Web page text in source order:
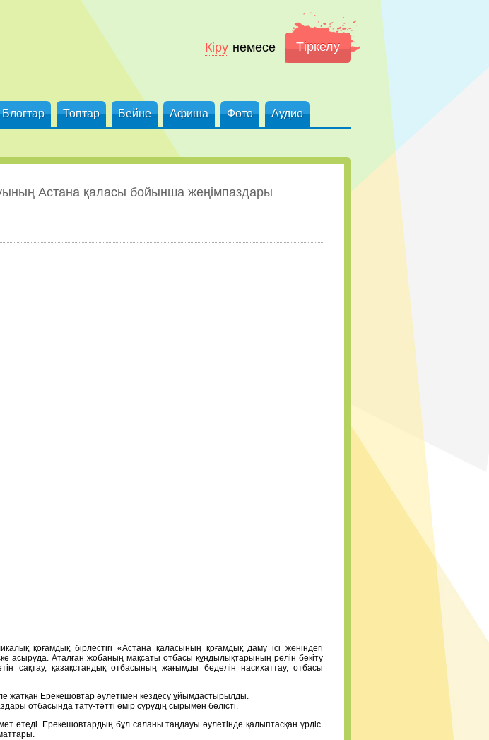
Кіру немесе Тіркелу
Блогтар Топтар Бейне Афиша Фото Аудио
Астана қаласы бойынша жеңімпаздары
қоғамдық бірлестігі «Астана қаласының қоғамдық даму ісі жөніндегі
Аталған жобаның мақсаты отбасы құндылықтарының рөлін бекіту
сақтау, қазақстандық отбасының жағымды беделін насихаттау, отбасы
жатқан Ерекешовтар әулетімен кездесу ұйымдастырылды.
отбасында тату-тәтті өмір сүрудің сырымен бөлісті.
етеді. Ерекешовтардың бұл саланы таңдауы әулетінде қалыптасқан үрдіс.